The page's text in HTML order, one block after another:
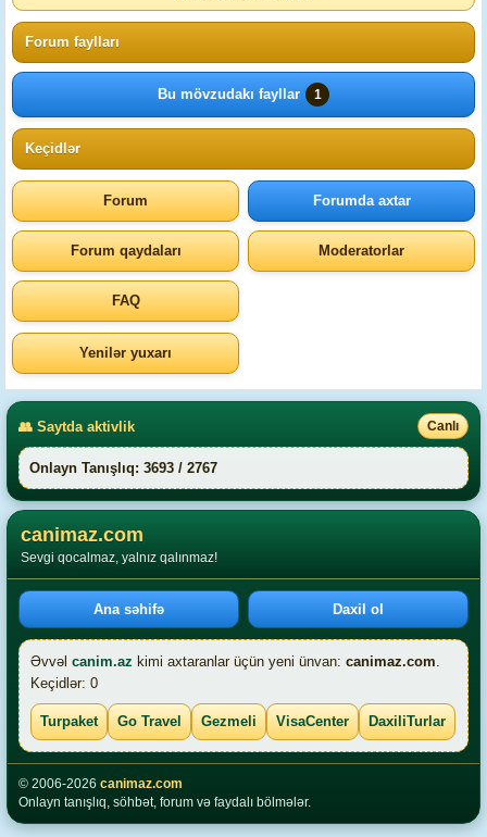
Forum faylları
Bu mövzudakı fayllar 1
Keçidlər
Forum Forumda axtar
Forum qaydaları Moderatorlar
FAQ
Yenilər yuxarı
👥 Saytda aktivlik Canlı
Onlayn Tanışlıq: 3693 / 2767
canimaz.com
Sevgi qocalmaz, yalnız qalınmaz!
Ana səhifə Daxil ol
Əvvəl canim.az kimi axtaranlar üçün yeni ünvan: canimaz.com.
Keçidlər: 0
Turpaket Go Travel Gezmeli VisaCenter DaxiliTurlar
© 2006-2026 canimaz.com
Onlayn tanışlıq, söhbət, forum və faydalı bölmələr.